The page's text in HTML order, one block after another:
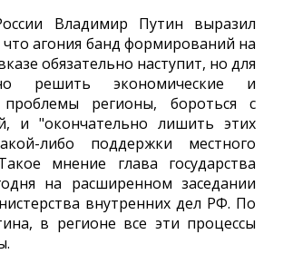
Владимир Путин выразил
что агония банд формирований на
обязательно наступит, но для
решить экономические и
регионы, бороться с
и "окончательно лишить этих
либо поддержки местного
мнение глава государства
на расширенном заседании
внутренних дел РФ. По
в регионе все эти процессы